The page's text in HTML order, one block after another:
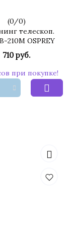
(0/0)
телескоп.
210M OSPREY
710 руб.
при покупке!